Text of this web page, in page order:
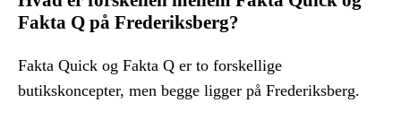
Fakta Q på Frederiksberg?
Fakta Quick og Fakta Q er to forskellige
butikskoncepter, men begge ligger på Frederiksberg.